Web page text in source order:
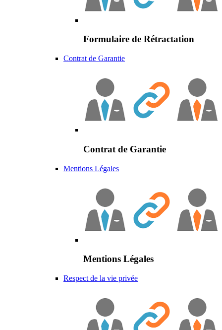
Formulaire de Rétractation
Contrat de Garantie
Contrat de Garantie
Mentions Légales
Mentions Légales
Respect de la vie privée